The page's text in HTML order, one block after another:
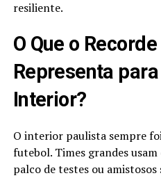
resiliente.
O Que o
Representa
Interior?
O interior paulista sempre
futebol. Times grandes usam
palco de testes ou amistosos